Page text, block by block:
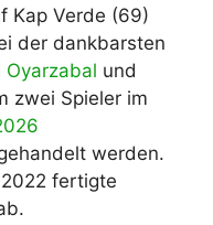
Kap Verde (69)
der dankbarsten
Oyarzabal und
zwei Spieler im
werden.
fertigte